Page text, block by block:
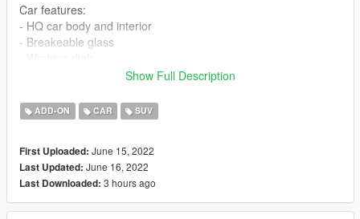
Car features:
- HQ car body and interior
- Breakeable glass
- Hands on steeringwheel
- Color1 body
How to install (Add-on) :
1 - Drag the 'mobm23' folder to mods (if you are using OpenIV
Show Full Description
ADD-ON CAR SUV
First Uploaded: June 15, 2022
Last Updated: June 16, 2022
Last Downloaded: 3 hours ago